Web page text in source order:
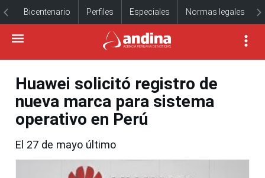
Bicentenario Perfiles Especiales Normas legales
Huawei solicitó registro de
nueva marca para sistema
operativo en Perú
El 27 de mayo último